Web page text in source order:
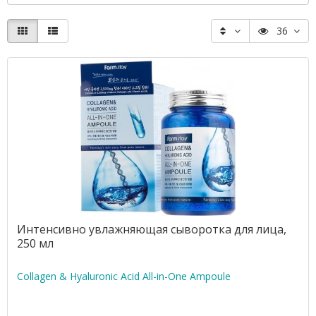
36
Интенсивно увлажняющая сыворотка для лица,
250 мл
Collagen & Hyaluronic Acid All-in-One Ampoule